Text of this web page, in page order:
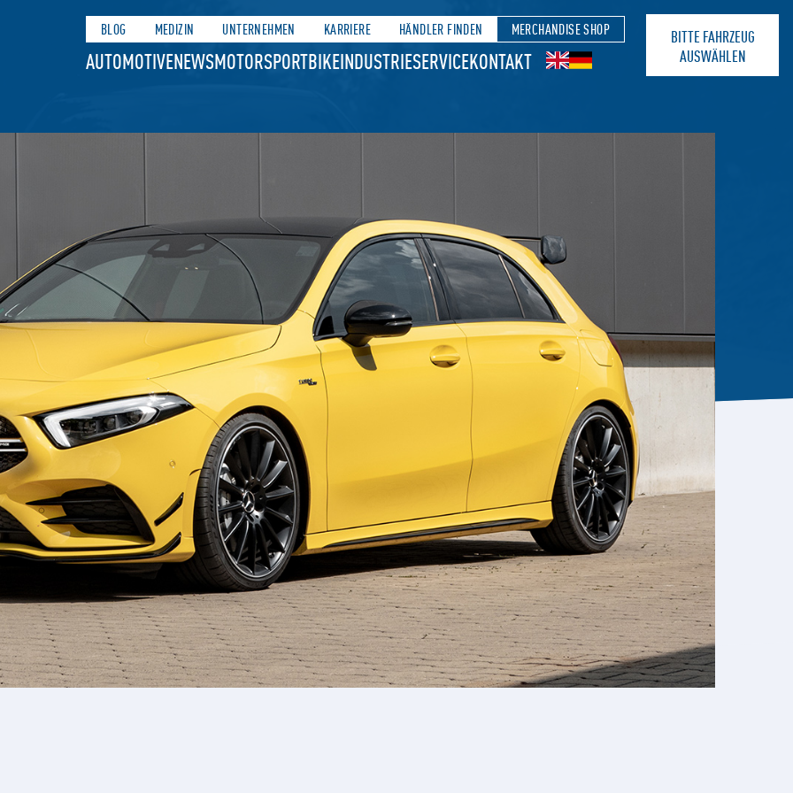
BLOG MEDIZIN UNTERNEHMEN KARRIERE HÄNDLER FINDEN MERCHANDISE SHOP
AUTOMOTIVENEWSMOTORSPORTBIKEINDUSTRIESERVICEKONTAKT
BITTE FAHRZEUG
AUSWÄHLEN